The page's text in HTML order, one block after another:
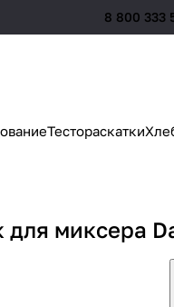
8 800 333
Тестораскатки
для миксера